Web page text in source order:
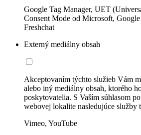
Google Tag Manager, UET
Consent Mode od Microsoft,
Freshchat
Externý mediálny obsah
Akceptovaním týchto služieb Vám
alebo iný mediálny obsah, ktorého
poskytovatelia. S Vaším súhlasom
webovej lokalite nasledujúce služby
Vimeo, YouTube